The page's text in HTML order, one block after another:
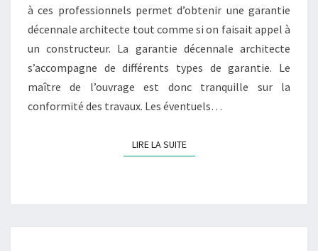
à ces professionnels permet d’obtenir une garantie
décennale architecte tout comme si on faisait appel à
un constructeur. La garantie décennale architecte
s’accompagne de différents types de garantie. Le
maître de l’ouvrage est donc tranquille sur la
conformité des travaux. Les éventuels…
LIRE LA SUITELIRE LA SUITE